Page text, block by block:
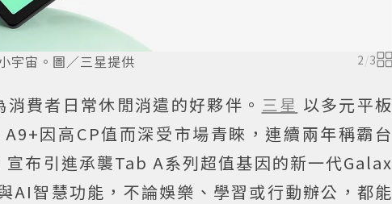
宇宙。圖／三星提供 2/3
費者日常休閒消遣的好夥伴。 三星 以多元平板
因高CP值而深受市場青睞，連續兩年稱霸台
布引進承襲Tab A系列超值基因的新一代Galax
智慧功能，不論娛樂、學習或行動辦公，都能